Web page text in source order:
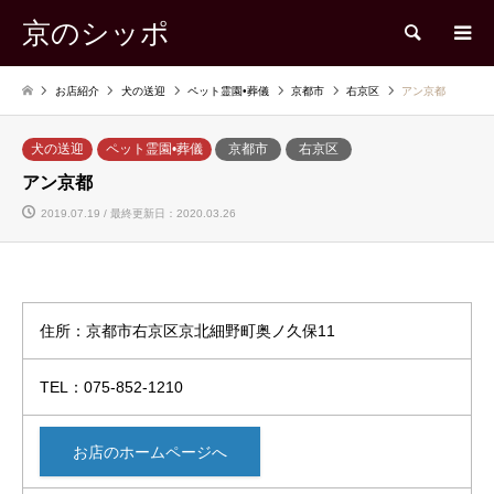
京のシッポ 検索
お店紹介 犬の送迎 ペット霊園•葬儀 京都市 右京区 アン京都
犬の送迎 ペット霊園•葬儀 京都市 右京区
アン京都
2019.07.19 / 最終更新日：2020.03.26
住所：京都市右京区京北細野町奥ノ久保11
TEL：075-852-1210
お店のホームページへ